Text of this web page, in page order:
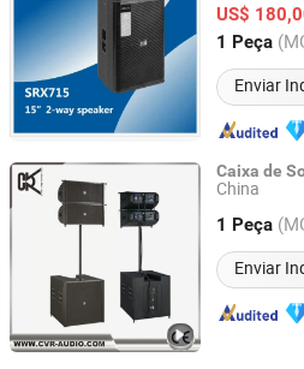
US$
1 Peça
Enviar
Guangdong, China
Caixa de
China
1 Peça
Enviar
CVR PRO AUDIO CO.,LTD
Guangdong, China